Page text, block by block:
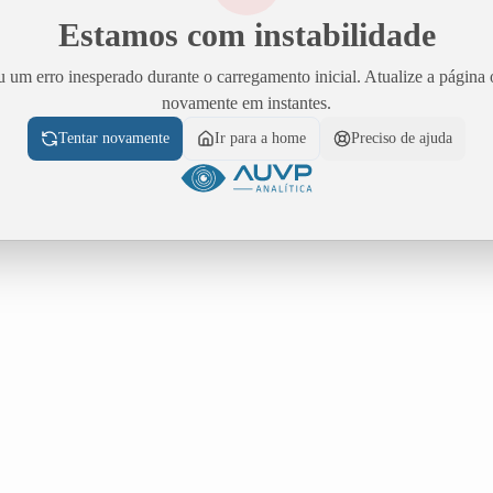
Estamos com instabilidade
um erro inesperado durante o carregamento inicial. Atualize a página
novamente em instantes.
Tentar novamente Ir para a home Preciso de ajuda